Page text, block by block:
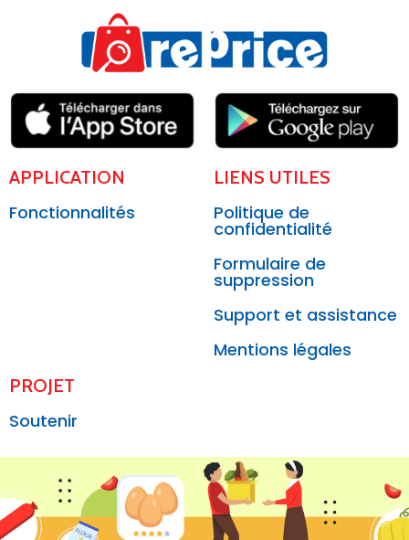
APPLICATION
Fonctionnalités
LIENS UTILES
Politique de
confidentialité
Formulaire de
suppression
Support et assistance
Mentions légales
PROJET
Soutenir